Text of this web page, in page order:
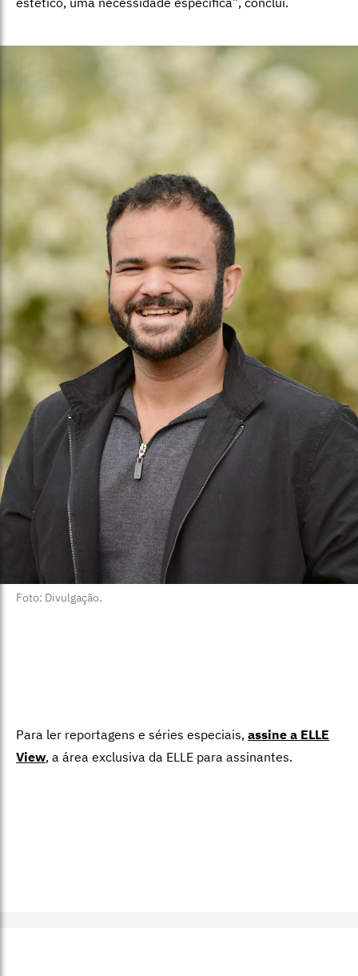
Foto: Divulgação.
Para ler reportagens e séries especiais, assine a ELLE
View, a área exclusiva da ELLE para assinantes.